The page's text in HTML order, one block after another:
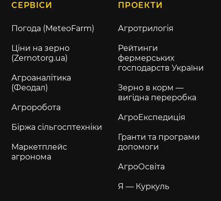
СЕРВІСИ
Погода (MeteoFarm)
Ціни на зерно
(Zernotorg.ua)
Агроаналітика
(Феодал)
Агроробота
Біржа сільгосптехніки
Маркетплейс
агронома
ПРОЕКТИ
Агротрилогія
Рейтинги
фермерських
господарств України
Зерно в корм —
вигідна переробка
АгроЕкспедиція
Гранти та програми
допомоги
АгроОсвіта
Я — Куркуль